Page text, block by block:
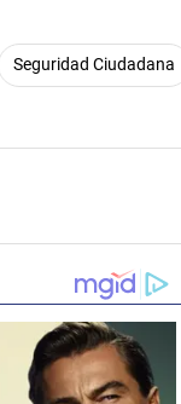
Seguridad Ciudadana